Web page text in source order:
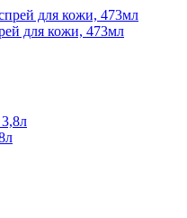
для кожи, 473мл